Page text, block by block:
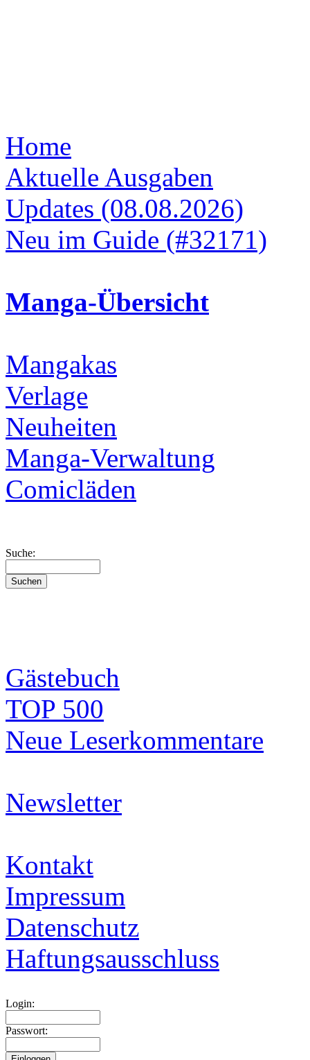
Home
Aktuelle Ausgaben
Updates (08.08.2026)
Neu im Guide (#32171)
Manga-Übersicht
Mangakas
Verlage
Neuheiten
Manga-Verwaltung
Comicläden
Suche:
Gästebuch
TOP 500
Neue Leserkommentare
Newsletter
Kontakt
Impressum
Datenschutz
Haftungsausschluss
Login:
Passwort: